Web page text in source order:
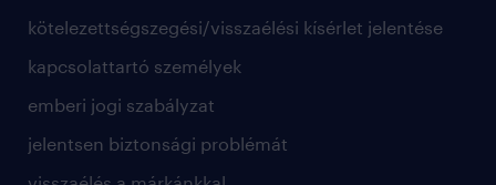
kötelezettségszegési/visszaélési kísérlet jelentése
kapcsolattartó személyek
emberi jogi szabályzat
jelentsen biztonsági problémát